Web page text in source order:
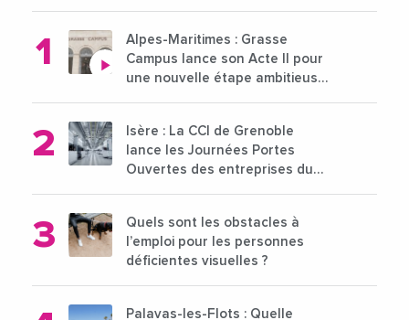
Alpes-Maritimes : Grasse
Campus lance son Acte II pour
une nouvelle étape ambitieuse
Isère : La CCI de Grenoble
lance les Journées Portes
Ouvertes des entreprises du
Quels sont les obstacles à
l’emploi pour les personnes
déficientes visuelles ?
Palavas-les-Flots : Quelle